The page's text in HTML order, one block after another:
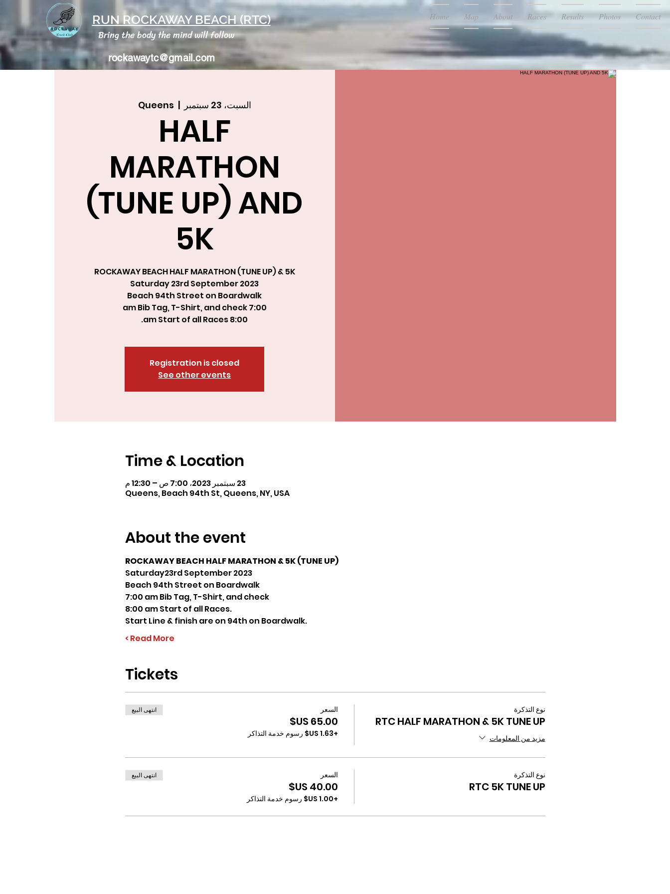
RUN ROCKAWAY BEACH (RTC)
Bring the body the mind will follow
Home Map About Races Results Photos Contact
rockawaytc@gmail.com
السبت، 23 سبتمبر
  |
Queens
HALF
MARATHON
(TUNE UP) AND
5K
8:00 am Start of all Races.
Registration is closed
See other events
Time & Location
23 سبتمبر 2023، 7:00 ص – 12:30 م
Queens, Beach 94th St, Queens, NY, USA
About the event
ROCKAWAY BEACH HALF MARATHON & 5K (TUNE UP)
Saturday23rd September 2023
Beach 94th Street on Boardwalk
7:00 am Bib Tag, T-Shirt, and check
8:00 am Start of all Races.
Start Line & finish are on 94th on Boardwalk.
Read More >
Tickets
نوع التذكرة
RTC HALF MARATHON & 5K TUNE UP
مزيد من المعلومات
السعر
+‏1.63 US$ رسوم خدمة التذاكر
انتهى البيع
نوع التذكرة
RTC 5K TUNE UP
السعر
+‏1.00 US$ رسوم خدمة التذاكر
انتهى البيع